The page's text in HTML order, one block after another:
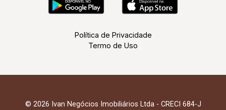
Política de Privacidade
Termo de Uso
© 2026 Ivan Negócios Imobiliários Ltda - CRECI 684-J